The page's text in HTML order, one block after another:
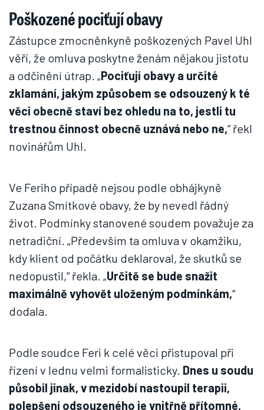
Poškozené pociťují obavy
Zástupce zmocněnkyně poškozených Pavel Uhl
věří, že omluva poskytne ženám nějakou jistotu
a odčinění útrap. „Pociťují obavy a určité
zklamání, jakým způsobem se odsouzený k té
věci obecně staví bez ohledu na to, jestli tu
trestnou činnost obecně uznává nebo ne,“ řekl
novinářům Uhl.
Ve Feriho případě nejsou podle obhájkyně
Zuzana Smítkové obavy, že by nevedl řádný
život. Podmínky stanovené soudem považuje za
netradiční. „Především ta omluva v okamžiku,
kdy klient od počátku deklaroval, že skutků se
nedopustil,“ řekla. „Určitě se bude snažit
maximálně vyhovět uloženým podmínkám,“
dodala.
Podle soudce Feri k celé věci přistupoval při
řízení v lednu velmi formalisticky. Dnes u soudu
působil jinak, v mezidobí nastoupil terapii,
polepšení odsouzeného je vnitřně přítomné,